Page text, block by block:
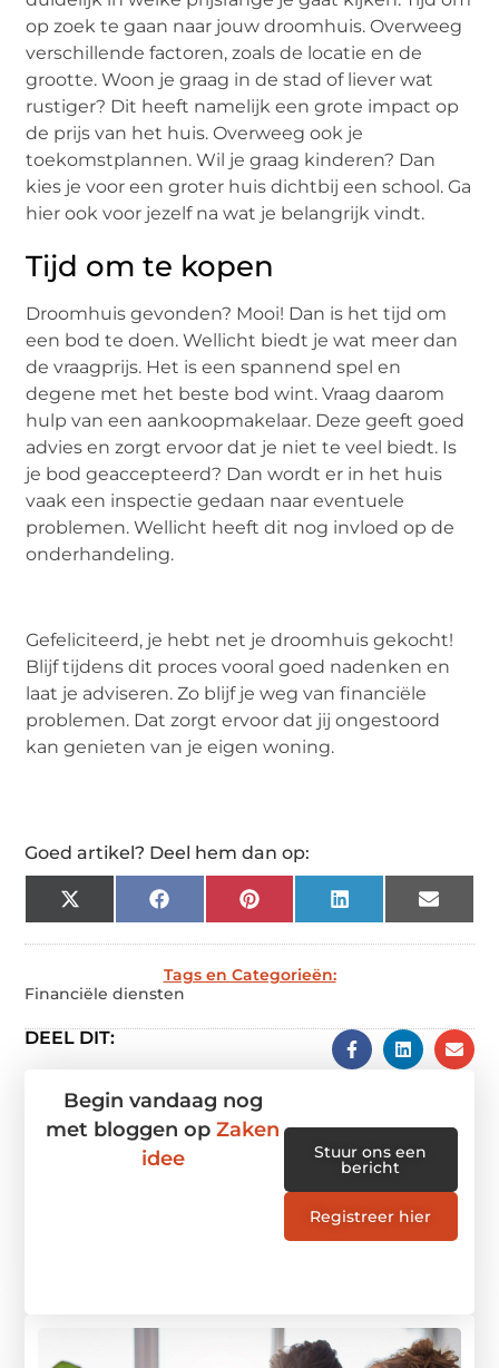
op zoek te gaan naar jouw droomhuis. Overweeg
verschillende factoren, zoals de locatie en de
grootte. Woon je graag in de stad of liever wat
rustiger? Dit heeft namelijk een grote impact op
de prijs van het huis. Overweeg ook je
toekomstplannen. Wil je graag kinderen? Dan
kies je voor een groter huis dichtbij een school. Ga
hier ook voor jezelf na wat je belangrijk vindt.
Tijd om te kopen
Droomhuis gevonden? Mooi! Dan is het tijd om
een bod te doen. Wellicht biedt je wat meer dan
de vraagprijs. Het is een spannend spel en
degene met het beste bod wint. Vraag daarom
hulp van een aankoopmakelaar. Deze geeft goed
advies en zorgt ervoor dat je niet te veel biedt. Is
je bod geaccepteerd? Dan wordt er in het huis
vaak een inspectie gedaan naar eventuele
problemen. Wellicht heeft dit nog invloed op de
onderhandeling.
Gefeliciteerd, je hebt net je droomhuis gekocht!
Blijf tijdens dit proces vooral goed nadenken en
laat je adviseren. Zo blijf je weg van financiële
problemen. Dat zorgt ervoor dat jij ongestoord
kan genieten van je eigen woning.
Goed artikel? Deel hem dan op:
X
(Twitter)
FacebookPinterestLinkedIn Email
Tags en Categorieën:
Financiële diensten
DEEL DIT:
Begin vandaag nog
met bloggen opZaken
idee
Stuur ons een
bericht
Registreer hier